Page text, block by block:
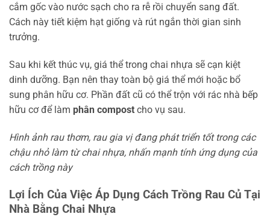
cắm gốc vào nước sạch cho ra rễ rồi chuyển sang đất.
Cách này tiết kiệm hạt giống và rút ngắn thời gian sinh
trưởng.
Sau khi kết thúc vụ, giá thể trong chai nhựa sẽ cạn kiệt
dinh dưỡng. Bạn nên thay toàn bộ giá thể mới hoặc bổ
sung phân hữu cơ. Phần đất cũ có thể trộn với rác nhà bếp
hữu cơ để làm phân compost cho vụ sau.
Hình ảnh rau thơm, rau gia vị đang phát triển tốt trong các
chậu nhỏ làm từ chai nhựa, nhấn mạnh tính ứng dụng của
cách trồng này
Lợi Ích Của Việc Áp Dụng Cách Trồng Rau Củ Tại
Nhà Bằng Chai Nhựa